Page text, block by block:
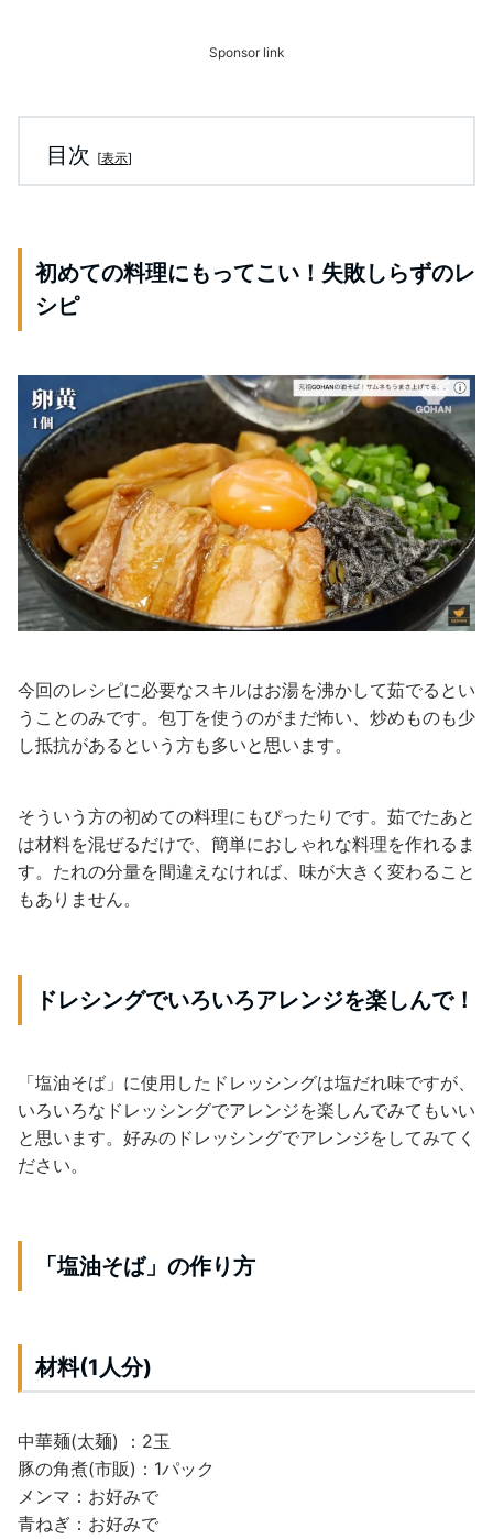
Sponsor link
目次 [表示]
初めての料理にもってこい！失敗しらずのレ
シピ
今回のレシピに必要なスキルはお湯を沸かして茹でるとい
うことのみです。包丁を使うのがまだ怖い、炒めものも少
し抵抗があるという方も多いと思います。
そういう方の初めての料理にもぴったりです。茹でたあと
は材料を混ぜるだけで、簡単におしゃれな料理を作れるま
す。たれの分量を間違えなければ、味が大きく変わること
もありません。
ドレシングでいろいろアレンジを楽しんで！
「塩油そば」に使用したドレッシングは塩だれ味ですが、
いろいろなドレッシングでアレンジを楽しんでみてもいい
と思います。好みのドレッシングでアレンジをしてみてく
ださい。
「塩油そば」の作り方
材料(1人分)
中華麺(太麺) ：2玉
豚の角煮(市販)：1パック
メンマ：お好みで
青ねぎ：お好みで